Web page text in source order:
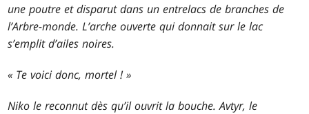
une poutre et disparut dans un entrelacs de branches de
l’Arbre-monde. L’arche ouverte qui donnait sur le lac
s’emplit d’ailes noires.
« Te voici donc, mortel ! »
Niko le reconnut dès qu’il ouvrit la bouche. Avtyr, le